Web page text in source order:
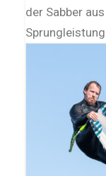
der Sabber